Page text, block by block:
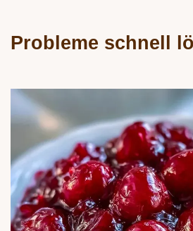
Probleme schnell